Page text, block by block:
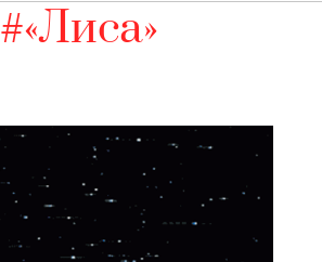
#«Лиса»